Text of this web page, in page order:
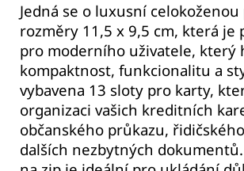
Jedná se o luxusní
rozměry 11,5 x 9,5 cm, která je
pro moderního uživatele, který
kompaktnost, funkcionalitu a
vybavena 13 sloty pro karty,
organizaci vašich kreditních
občanského průkazu,
dalších nezbytných